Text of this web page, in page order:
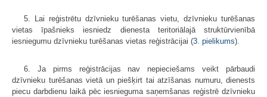
5. Lai reģistrētu dzīvnieku turēšanas vietu, dzīvnieku turēšanas
vietas īpašnieks iesniedz dienesta teritoriālajā struktūrvienībā
iesniegumu dzīvnieku turēšanas vietas reģistrācijai (3. pielikums).
6. Ja pirms reģistrācijas nav nepieciešams veikt pārbaudi
dzīvnieku turēšanas vietā un piešķirt tai atzīšanas numuru, dienests
piecu darbdienu laikā pēc iesnieguma saņemšanas reģistrē dzīvnieku